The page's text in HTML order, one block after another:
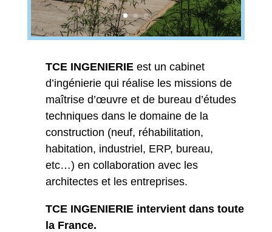
TCE INGENIERIEest un cabinet
d’ingénierie qui réalise les missions de
maîtrise d’œuvre et de bureau d’études
techniques dans le domaine de la
construction (neuf, réhabilitation,
habitation, industriel, ERP, bureau,
etc…) en collaboration avec les
architectes et les entreprises.
TCE INGENIERIE intervient dans toute
la France.